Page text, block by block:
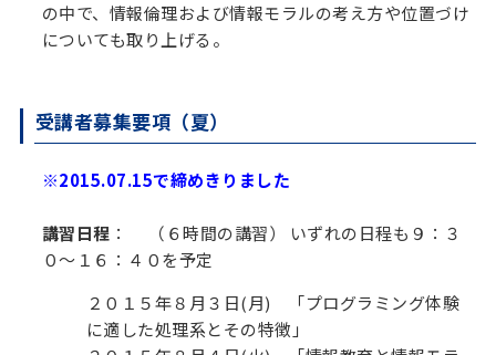
の中で、情報倫理および情報モラルの考え方や位置づけ
についても取り上げる。
受講者募集要項（夏）
※2015.07.15で締めきりました
講習日程 ： （６時間の講習） いずれの日程も９：３
０〜１６：４０を予定
２０１５年８月３日(月) 「プログラミング体験
に適した処理系とその特徴」